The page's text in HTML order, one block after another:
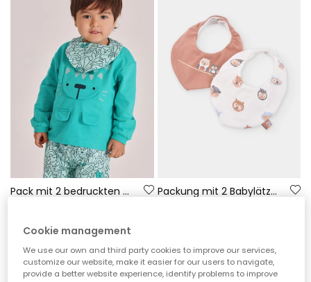
Pack mit 2 bedruckten Lätzchen aus Baumwolle für Babys
Packung mit 2 Babylätzchen mit Eulen-Aufdruck in Beige
-55% -60%
Cookie management
We use our own and third party cookies to improve our services,
customize our website, make it easier for our users to navigate,
provide a better website experience, identify problems to improve